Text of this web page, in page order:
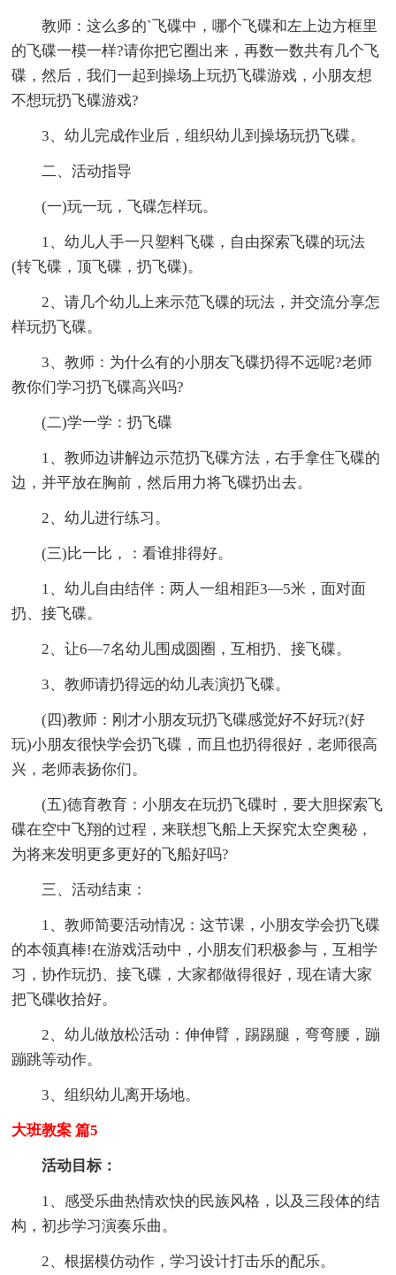
教师：这么多的`飞碟中，哪个飞碟和左上边方框里
的飞碟一模一样?请你把它圈出来，再数一数共有几个飞
碟，然后，我们一起到操场上玩扔飞碟游戏，小朋友想
不想玩扔飞碟游戏?
3、幼儿完成作业后，组织幼儿到操场玩扔飞碟。
二、活动指导
(一)玩一玩，飞碟怎样玩。
1、幼儿人手一只塑料飞碟，自由探索飞碟的玩法
(转飞碟，顶飞碟，扔飞碟)。
2、请几个幼儿上来示范飞碟的玩法，并交流分享怎
样玩扔飞碟。
3、教师：为什么有的小朋友飞碟扔得不远呢?老师
教你们学习扔飞碟高兴吗?
(二)学一学：扔飞碟
1、教师边讲解边示范扔飞碟方法，右手拿住飞碟的
边，并平放在胸前，然后用力将飞碟扔出去。
2、幼儿进行练习。
(三)比一比，：看谁排得好。
1、幼儿自由结伴：两人一组相距3—5米，面对面
扔、接飞碟。
2、让6—7名幼儿围成圆圈，互相扔、接飞碟。
3、教师请扔得远的幼儿表演扔飞碟。
(四)教师：刚才小朋友玩扔飞碟感觉好不好玩?(好
玩)小朋友很快学会扔飞碟，而且也扔得很好，老师很高
兴，老师表扬你们。
(五)德育教育：小朋友在玩扔飞碟时，要大胆探索飞
碟在空中飞翔的过程，来联想飞船上天探究太空奥秘，
为将来发明更多更好的飞船好吗?
三、活动结束：
1、教师简要活动情况：这节课，小朋友学会扔飞碟
的本领真棒!在游戏活动中，小朋友们积极参与，互相学
习，协作玩扔、接飞碟，大家都做得很好，现在请大家
把飞碟收拾好。
2、幼儿做放松活动：伸伸臂，踢踢腿，弯弯腰，蹦
蹦跳等动作。
3、组织幼儿离开场地。
大班教案 篇5
活动目标：
1、感受乐曲热情欢快的民族风格，以及三段体的结
构，初步学习演奏乐曲。
2、根据模仿动作，学习设计打击乐的配乐。